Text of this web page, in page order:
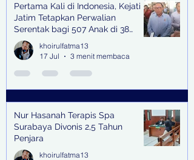
Pertama Kali di Indonesia, Kejati
Jatim Tetapkan Perwalian
Serentak bagi 507 Anak di 38
Kabupaten & Kota
khoirulfatma13
17 Jul
3 menit membaca
Nur Hasanah Terapis Spa
Surabaya Divonis 2,5 Tahun
Penjara
khoirulfatma13